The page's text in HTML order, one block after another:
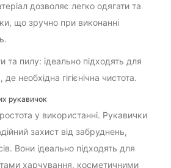
дозволяє легко одягати та
що зручно при виконанні
та пилу: ідеально підходять для
необхідна гігієнічна чистота.
рукавичок
простота у використанні. Рукавички
захист від забруднень,
Вони ідеально підходять для
харчування, косметичними